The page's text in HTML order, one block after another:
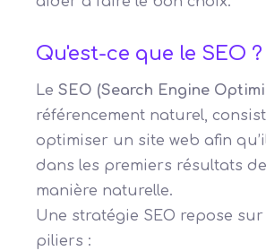
Qu'est-ce que le SEO ?
Le SEO (Search Engine
référencement naturel,
optimiser un site web afin
dans les premiers résultats
manière naturelle.
Une stratégie SEO repose
piliers :